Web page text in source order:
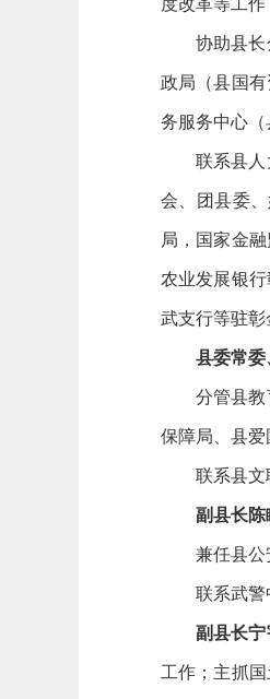
度改革等工
协助县
政局（县国
务服务中心（
联系县
会、团县委
局，国家金
农业发展银
武支行等驻彰
县委常委
分管县
保障局、县爱
联系县文
副县长陈
兼任县公
联系武警
副县长
工作；主抓